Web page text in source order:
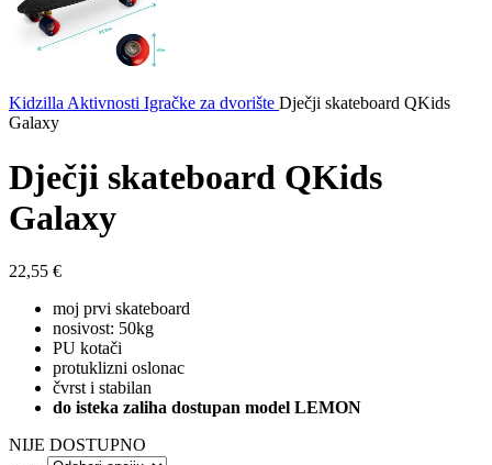
Kidzilla Aktivnosti Igračke za dvorište Dječji skateboard QKids
Galaxy
Dječji skateboard QKids
Galaxy
22,55 €
moj prvi skateboard
nosivost: 50kg
PU kotači
protuklizni oslonac
čvrst i stabilan
do isteka zaliha dostupan model LEMON
NIJE DOSTUPNO